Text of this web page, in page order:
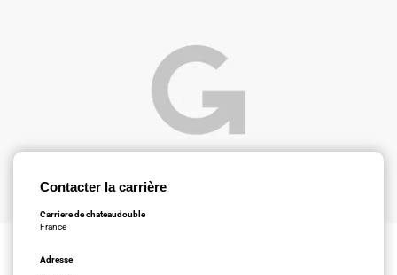
Contacter la carrière
Carriere de chateaudouble
France
Adresse